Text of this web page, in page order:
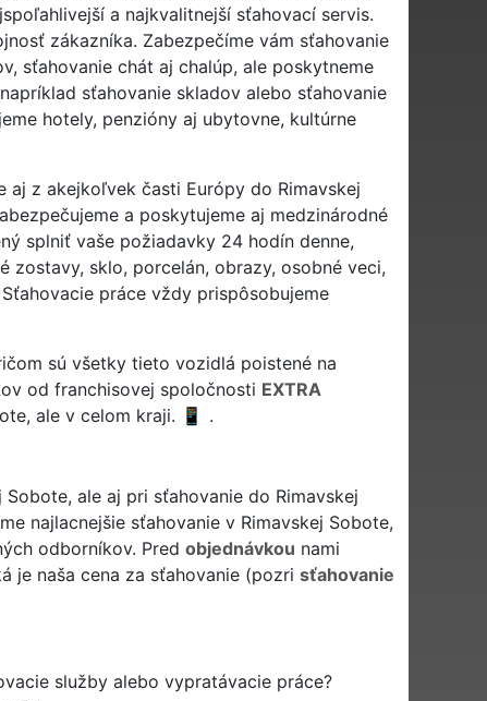
a najkvalitnejší sťahovací servis.
zákazníka. Zabezpečíme vám sťahovanie
sťahovanie chát aj chalúp, ale poskytneme
sťahovanie skladov alebo sťahovanie
hotely, penzióny aj ubytovne, kultúrne
aj z akejkoľvek časti Európy do Rimavskej
a poskytujeme aj medzinárodné
splniť vaše požiadavky 24 hodín denne,
zostavy, sklo, porcelán, obrazy, osobné veci,
práce vždy prispôsobujeme
sú všetky tieto vozidlá poistené na
od franchisovej spoločnosti EXTRA
ale v celom kraji. .
ale aj pri sťahovanie do Rimavskej
najlacnejšie sťahovanie v Rimavskej Sobote,
odborníkov. Pred objednávkou nami
je naša cena za sťahovanie (pozri sťahovanie
služby alebo vypratávacie práce?